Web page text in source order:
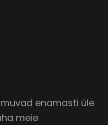
enamasti üle
meie